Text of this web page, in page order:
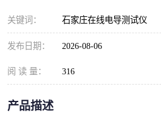
关键词： 石家庄在线电导测试仪
发布日期： 2026-08-06
阅 读 量： 316
产品描述